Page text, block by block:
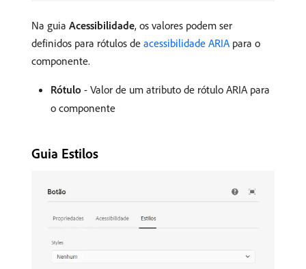
Na guia Acessibilidade, os valores podem ser
definidos para rótulos de acessibilidade ARIA para o
componente.
Rótulo - Valor de um atributo de rótulo ARIA para
o componente
Guia Estilos